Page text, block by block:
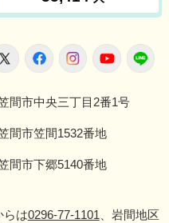
間市役所
X FacebookInstagram
間市中央三丁目2番1号
間市笠間1532番地
間市下郷5140番地
らは0296-77-1101 、岩間地区